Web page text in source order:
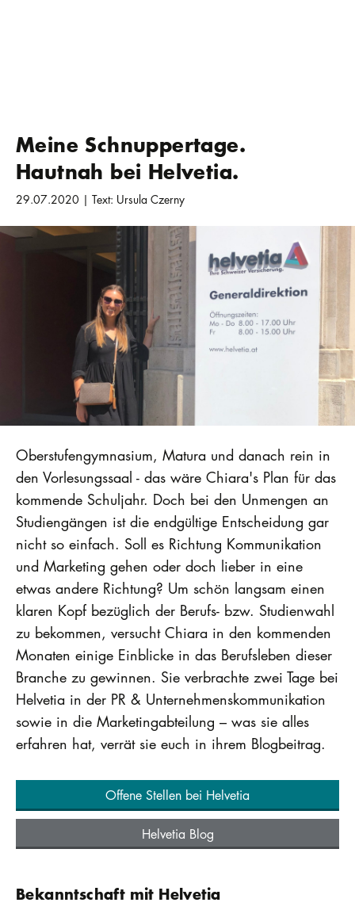
Meine Schnuppertage.
Hautnah bei Helvetia.
29.07.2020 | Text: Ursula Czerny
Oberstufengymnasium, Matura und danach rein in
den Vorlesungssaal - das wäre Chiara's Plan für das
kommende Schuljahr. Doch bei den Unmengen an
Studiengängen ist die endgültige Entscheidung gar
nicht so einfach. Soll es Richtung Kommunikation
und Marketing gehen oder doch lieber in eine
etwas andere Richtung? Um schön langsam einen
klaren Kopf bezüglich der Berufs- bzw. Studienwahl
zu bekommen, versucht Chiara in den kommenden
Monaten einige Einblicke in das Berufsleben dieser
Branche zu gewinnen. Sie verbrachte zwei Tage bei
Helvetia in der PR & Unternehmenskommunikation
sowie in die Marketingabteilung – was sie alles
erfahren hat, verrät sie euch in ihrem Blogbeitrag.
Offene Stellen bei Helvetia
Helvetia Blog
Bekanntschaft mit Helvetia